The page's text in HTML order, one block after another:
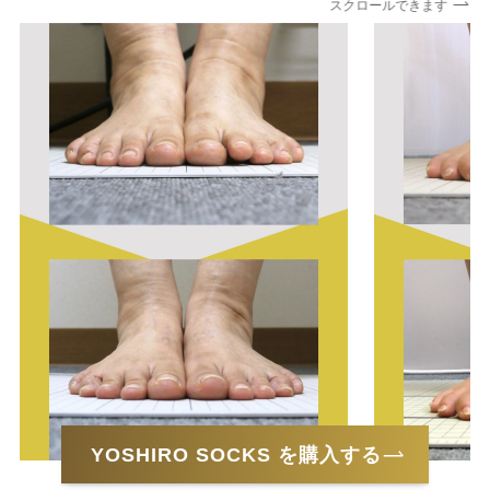
YOSHIRO SOCKS を購入する
スクロールできます